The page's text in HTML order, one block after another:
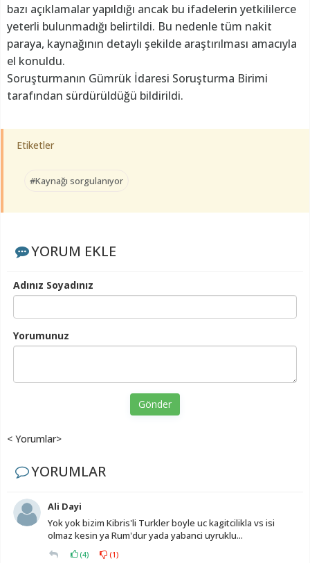
bazı açıklamalar yapıldığı ancak bu ifadelerin yetkililerce
yeterli bulunmadığı belirtildi. Bu nedenle tüm nakit
paraya, kaynağının detaylı şekilde araştırılması amacıyla
el konuldu.
Soruşturmanın Gümrük İdaresi Soruşturma Birimi
tarafından sürdürüldüğü bildirildi.
Etiketler
#Kaynağı sorgulanıyor
YORUM EKLE
Adınız Soyadınız
Yorumunuz
Gönder
< Yorumlar>
YORUMLAR
Ali Dayi
Yok yok bizim Kibris'li Turkler boyle uc kagitcilikla vs isi
olmaz kesin ya Rum'dur yada yabanci uyruklu...
(4) (1)